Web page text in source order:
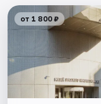
от 1 800 ₽